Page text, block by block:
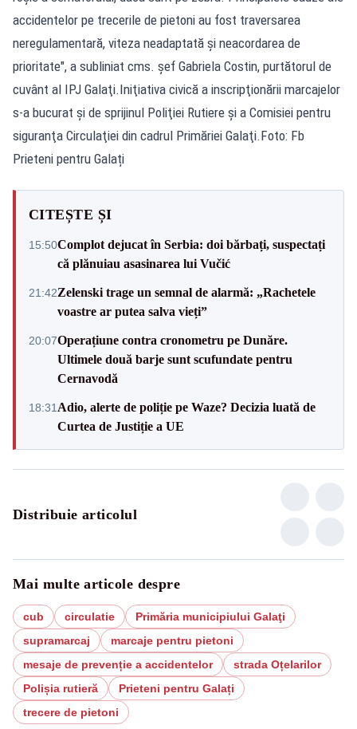
accidentelor pe trecerile de pietoni au fost traversarea
neregulamentară, viteza neadaptată şi neacordarea de
prioritate", a subliniat cms. şef Gabriela Costin, purtătorul de
cuvânt al IPJ Galaţi.Iniţiativa civică a inscripţionării marcajelor
s-a bucurat și de sprijinul Poliţiei Rutiere şi a Comisiei pentru
siguranţa Circulaţiei din cadrul Primăriei Galaţi.Foto: Fb
Prieteni pentru Galați
CITEȘTE ȘI
15:50Complot dejucat în Serbia: doi bărbați, suspectați
că plănuiau asasinarea lui Vučić
21:42Zelenski trage un semnal de alarmă: „Rachetele
voastre ar putea salva vieți”
20:07Operațiune contra cronometru pe Dunăre.
Ultimele două barje sunt scufundate pentru
Cernavodă
18:31 Adio, alerte de poliție pe Waze? Decizia luată de
Curtea de Justiție a UE
Distribuie articolul
Mai multe articole despre
cub circulatie
Primăria municipiului Galaţi
supramarcaj
marcaje pentru pietoni
mesaje de prevenție a accidentelor
strada Oțelarilor
Polișia rutieră
Prieteni pentru Galați
trecere de pietoni